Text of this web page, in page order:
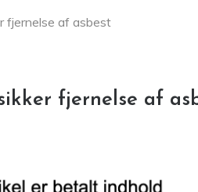
fjernelse af asbest
fjernelse af